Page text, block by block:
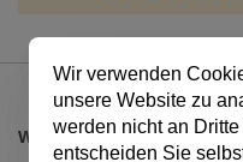
Weitere Produkte aus
Wir verwenden
unsere Website zu
werden nicht an
entscheiden Sie